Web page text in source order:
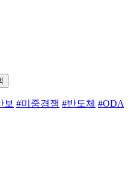
보 #미중경쟁 #반도체 #ODA